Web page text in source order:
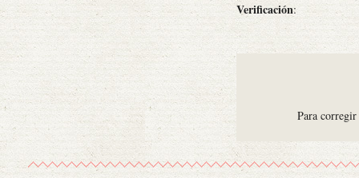
Verificación:
Para